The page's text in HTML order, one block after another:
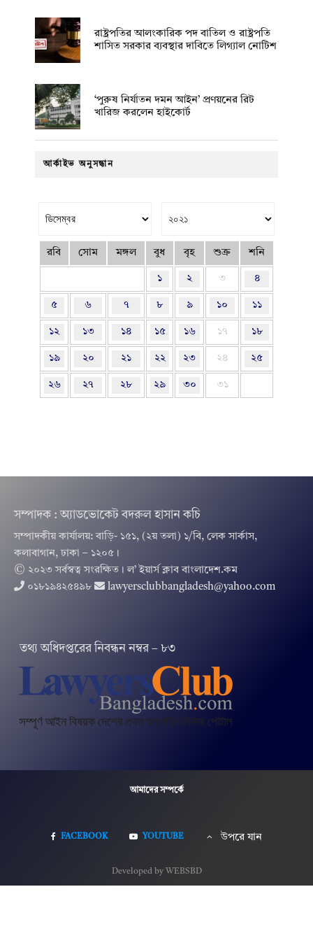
রাষ্ট্রপতির আলংকারিক পদ বাতিল ও রাষ্ট্রপতি
শাসিত সরকার ব্যবস্থার দাবিতে লিগ্যাল নোটিশ
‘পুরুষ নির্যাতন দমন আইন’ প্রণয়নের রিট
খারিজ করলেন হাইকোর্ট
আর্কাইভ অনুসন্ধান
রবি সোম মঙ্গল বুধ বৃহ শুক্র শনি
১ ২ ৩ ৪
৫ ৬ ৭ ৮ ৯ ১০ ১১
১২ ১৩ ১৪ ১৫ ১৬ ১৭ ১৮
১৯ ২০ ২১ ২২ ২৩ ২৪ ২৫
২৬ ২৭ ২৮ ২৯ ৩০ ৩১
সম্পাদক : অ্যাডভোকেট বদরুল হাসান কচি
সম্পাদকীয় কার্যালয়: বাড়ি- ১৫১, (২য় তলা) ১/বি, লেক সার্কাস,
কলাবাগান, ঢাকা – ১২০৫।
© ২০২৩ সর্বস্বত্ব সংরক্ষিত । ল’ ইয়ার্স ক্লাব বাংলাদেশ.কম
০১৮১৯৪২৫৪৯৮
lawyersclubbangladesh@yahoo.com
তথ‌্য অ‌ধিদপ্ত‌রের নিবন্ধন নম্বর – ৮৩
আমাদের সম্পর্কে
FACEBOOK YOUTUBE উপরে যান
Developed by WEBSBD